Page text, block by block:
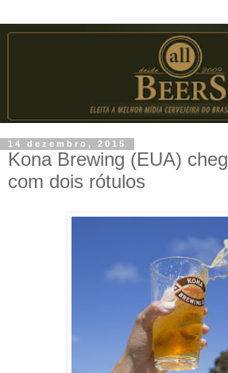
14 dezembro, 2015
Kona Brewing (EUA)
com dois rótulos